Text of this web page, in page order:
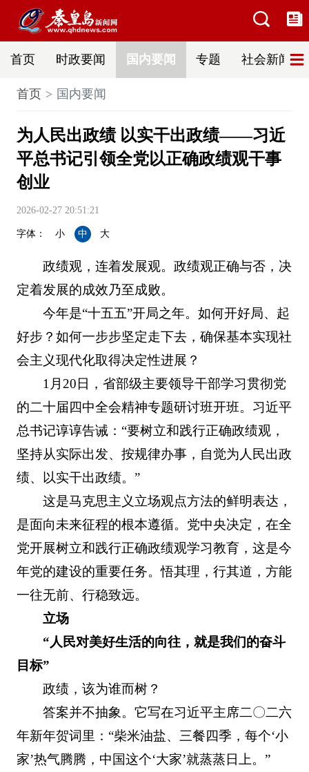
首页 时政要闻 国内要闻 专题 社会新闻
首页 国内要闻
为人民出政绩 以实干出政绩——习近
平总书记引领全党以正确政绩观干事
创业
2026-02-27 20:51:21
字体： 小 中 大
政绩观，连着发展观。政绩观正确与否，决
定着发展的成效乃至成败。
今年是“十五五”开局之年。如何开好局、起
好步？如何一步步坚定走下去，确保基本实现社
会主义现代化取得决定性进展？
1月20日，省部级主要领导干部学习贯彻党
的二十届四中全会精神专题研讨班开班。习近平
总书记谆谆告诫：“要树立和践行正确政绩观，
坚持从实际出发、按规律办事，自觉为人民出政
绩、以实干出政绩。”
这是马克思主义立场观点方法的鲜明表达，
是面向未来征程的根本遵循。党中央决定，在全
党开展树立和践行正确政绩观学习教育，这是今
年党的建设的重要任务。悟其理，行其道，方能
一往无前、行稳致远。
立场
“人民对美好生活的向往，就是我们的奋斗
目标”
政绩，该为谁而树？
答案并不抽象。它写在习近平主席二〇二六
年新年贺词里：“柴米油盐、三餐四季，每个‘小
家’热气腾腾，中国这个‘大家’就蒸蒸日上。”